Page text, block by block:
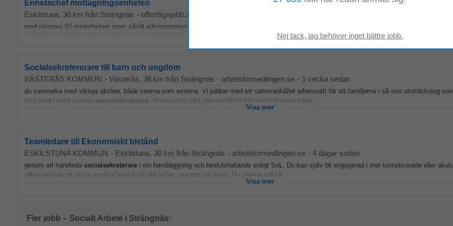
Enhetschef mottagningsenheten
Eskilstuna, 30 km från Strängnäs - offentligajobb.se
med närmare 60 medarbetare inom såväl administration, vaktmästeri, socialjour samt
Socialsekretererare till barn och ungdom
VÄSTERÅS KOMMUN - Västerås, 38 km från Strängnäs - arbetsformedlingen.se - 1 vecka sedan
du samverka med viktiga aktörer, både interna som externa. Vi jobbar med ett sammanhållet arbetssätt för att familjerna i så stor utsträckning
ha kontakt med samma socialsekreterare . Vi utvecklar vårt arbete utifrån den samhällsutveckling...
Visa mer
Teamledare till Ekonomiskt bistånd
ESKILSTUNA KOMMUN - Eskilstuna, 30 km från Strängnäs - arbetsformedlingen.se - 4 dagar sedan
genom att handleda socialsekreterare i sin handläggning och beslutsfattande enligt SoL. Du kan själv bli engagerad i mer komplicerade eller
vilket innebär att du tar snabba beslut när det krävs, oavsett situation. Du arbetar också...
Visa mer
Fler jobb – Socialt Arbete i Strängnäs: